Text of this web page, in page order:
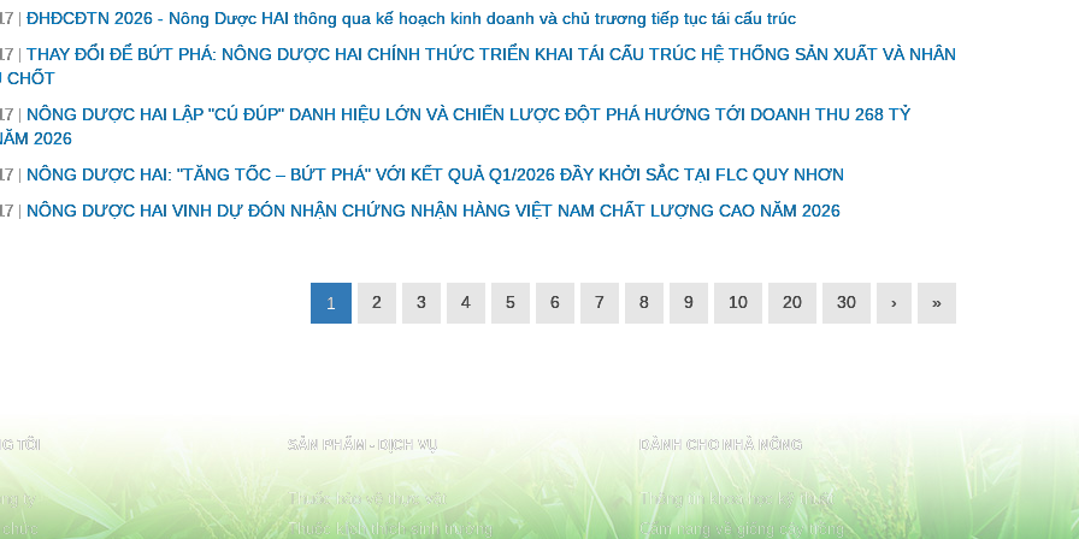
ĐHĐCĐTN 2026 - Nông Dược HAI thông qua kế hoạch kinh doanh và chủ trương tiếp tục tái cấu trúc
THAY ĐỔI ĐỂ BỨT PHÁ: NÔNG DƯỢC HAI CHÍNH THỨC TRIỂN KHAI TÁI CẤU TRÚC HỆ THỐNG SẢN XUẤT VÀ NHÂN
CHỐT
NÔNG DƯỢC HAI LẬP "CÚ ĐÚP" DANH HIỆU LỚN VÀ CHIẾN LƯỢC ĐỘT PHÁ HƯỚNG TỚI DOANH THU 268 TỶ
2026
NÔNG DƯỢC HAI: "TĂNG TỐC – BỨT PHÁ" VỚI KẾT QUẢ Q1/2026 ĐẦY KHỞI SẮC TẠI FLC QUY NHƠN
NÔNG DƯỢC HAI VINH DỰ ĐÓN NHẬN CHỨNG NHẬN HÀNG VIỆT NAM CHẤT LƯỢNG CAO NĂM 2026
1 2 3 4 5 6 7 8 9 10 20 30 › »
TÔI
ty
SẢN PHẨM - DỊCH VỤ
Thuốc bảo vệ thực vật
Thuốc kích thích sinh trưởng
DÀNH CHO NHÀ NÔNG
Thông tin khoa học kỹ thuật
Cẩm nang về giống cây trồng